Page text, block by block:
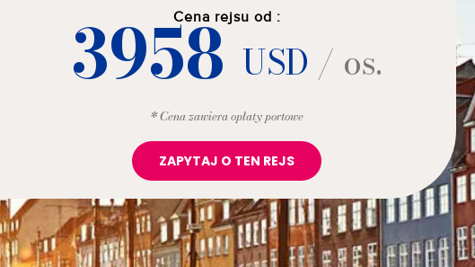
Cena rejsu od :
3958USD / os.
* Cena zawiera opłaty portowe
ZAPYTAJ O TEN REJS